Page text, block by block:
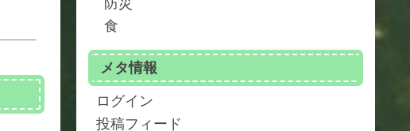
食
メタ情報
ログイン
投稿フィード